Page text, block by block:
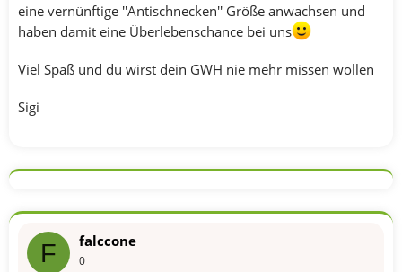
eine vernünftige ''Antischnecken'' Größe anwachsen und
haben damit eine Überlebenschance bei uns
Viel Spaß und du wirst dein GWH nie mehr missen wollen
Sigi
F falccone
0